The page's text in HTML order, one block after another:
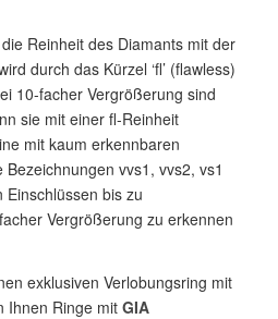
Reinheit des Diamants mit der
durch das Kürzel ‘fl’ (flawless)
10-facher Vergrößerung sind
sie mit einer fl-Reinheit
mit kaum erkennbaren
vvs1, vvs2, vs1
bis zu
Vergrößerung zu erkennen
exklusiven Verlobungsring mit
Ihnen Ringe mit GIA